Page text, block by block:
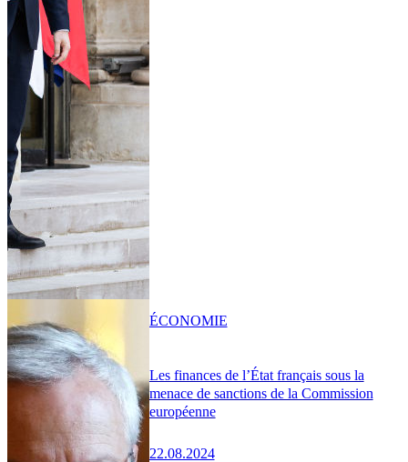
Les finances de l’État français sous la
menace de sanctions de la Commission
européenne
22.08.2024
ÉCONOMIE